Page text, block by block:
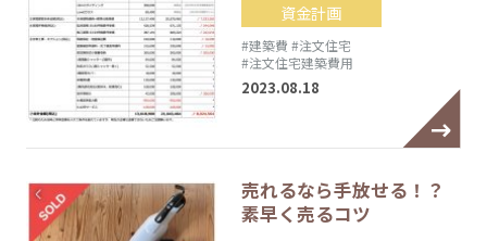
資金計画
#建築費 #注文住宅
#注文住宅建築費用
2023.08.18
売れるなら手放せる！？
素早く売るコツ